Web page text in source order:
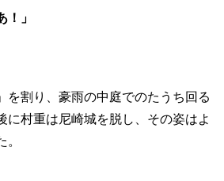
！」
を割り、豪雨の中庭でのたうち回る
に村重は尼崎城を脱し、その姿はよ